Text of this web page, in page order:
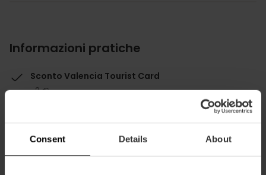
Consent Details About
Informazioni pratiche
Sconto Valencia Tourist Card
-2 €